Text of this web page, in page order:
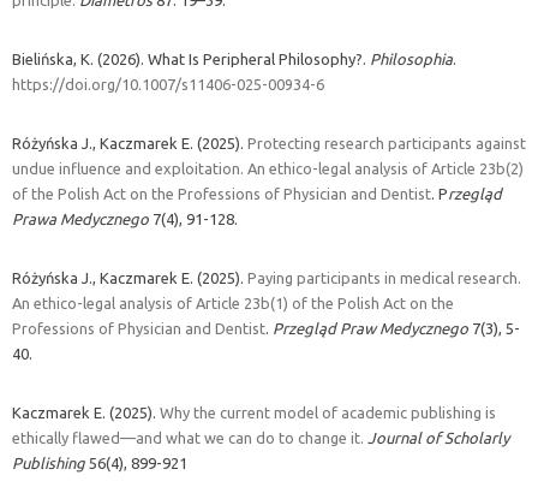
Bielińska, K. (2026). What Is Peripheral Philosophy?. Philosophia
https://doi.org/10.1007/s11406-025-00934-6
Różyńska J., Kaczmarek E. (2025). Protecting research participants against
undue influence and exploitation. An ethico-legal analysis of Article 23b(2)
of the Polish Act on the Professions of Physician and Dentist . Przegląd
Prawa Medycznego 7(4), 91-128.
Różyńska J., Kaczmarek E. (2025). Paying participants in medical research.
An ethico-legal analysis of Article 23b(1) of the Polish Act on the
Professions of Physician and Dentist Przegląd Praw Medycznego 7(3), 5-
40.
Kaczmarek E. (2025). Why the current model of academic publishing is
ethically flawed—and what we can do to change it.
Journal of Scholarly
Publishing 56(4) 899-921